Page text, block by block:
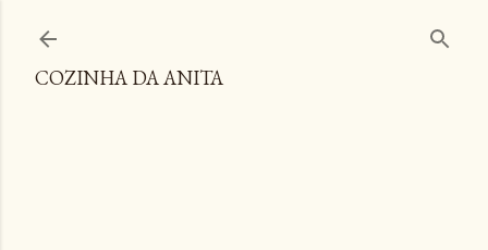
COZINHA DA ANITA